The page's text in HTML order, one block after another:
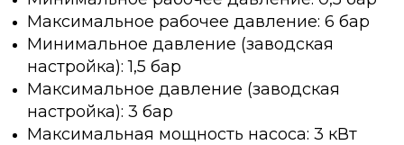
Максимальное рабочее давление: 6 бар
Минимальное давление (заводская
настройка): 1,5 бар
Максимальное давление (заводская
настройка): 3 бар
Максимальная мощность насоса: 3 кВт